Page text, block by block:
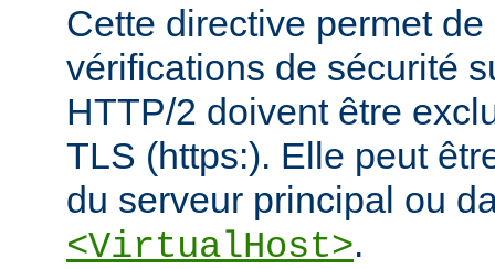
Cette directive permet
vérifications de sécurité
HTTP/2 doivent être
TLS (https:). Elle peut
du serveur principal ou
<VirtualHost>.